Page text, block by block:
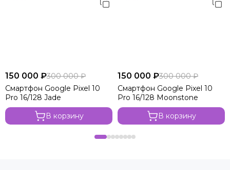
150 000 ₽300 000 ₽
Смартфон Google Pixel 10
Pro 16/128 Jade
В корзину
150 000 ₽300 000 ₽
Смартфон Google Pixel 10
Pro 16/128 Moonstone
В корзину